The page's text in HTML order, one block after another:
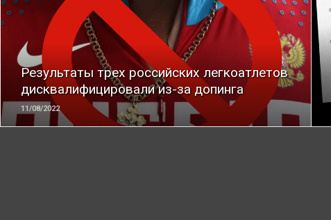
Результаты трех российских легкоатлетов
дисквалифицировали из-за допинга
11/08/2022
ЧИТАТЬ